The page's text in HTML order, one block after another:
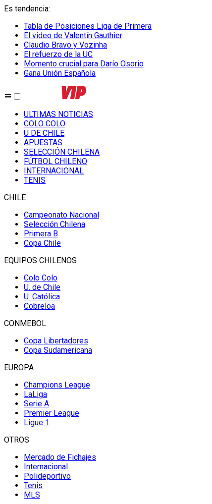
Es tendencia:
Tabla de Posiciones Liga de Primera
El video de Valentín Gauthier
Claudio Bravo y Vozinha
El refuerzo de la UC
Momento crucial para Darío Osorio
Gana Unión Española
ULTIMAS NOTICIAS
COLO COLO
U DE CHILE
APUESTAS
SELECCIÓN CHILENA
FÚTBOL CHILENO
INTERNACIONAL
TENIS
CHILE
Campeonato Nacional
Selección Chilena
Primera B
Copa Chile
EQUIPOS CHILENOS
Colo Colo
U. de Chile
U. Católica
Cobreloa
CONMEBOL
Copa Libertadores
Copa Sudamericana
EUROPA
Champions League
LaLiga
Serie A
Premier League
Ligue 1
OTROS
Mercado de Fichajes
Internacional
Polideportivo
Tenis
MLS